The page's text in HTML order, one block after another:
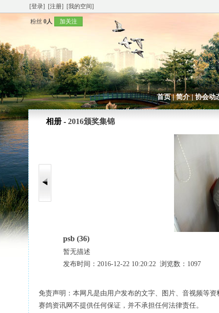
[登录] [注册] [我的空间]
粉丝 0人 加关注
首页|简介|协会动
相册 - 2016颁奖集锦
psb (36)
暂无描述
发布时间：2016-12-22 10:20:22 浏览数：1097
免责声明：本网凡是由用户发布的文字、图片、音视频等
赛鸽资讯网不提供任何保证，并不承担任何法律责任。